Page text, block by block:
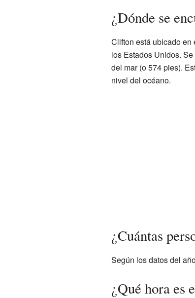
¿Dónde se
Clifton está ubicado en
los Estados Unidos.
del mar (o 574 pies).
nivel del océano.
¿Cuántas
Según los datos del
¿Qué hora es